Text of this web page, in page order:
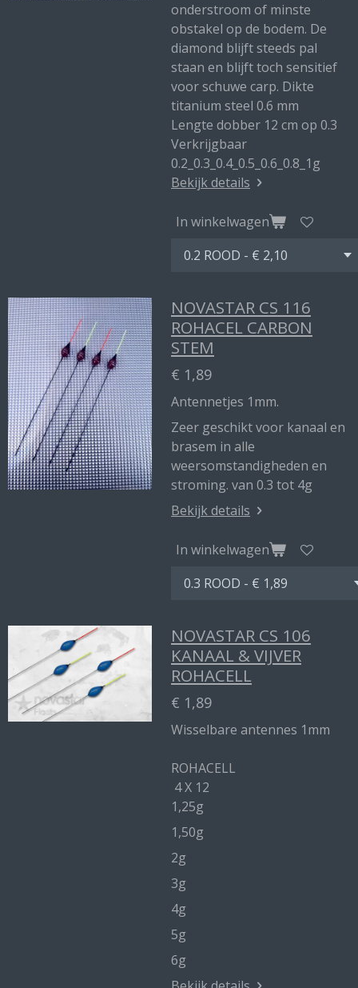
onderstroom of minste
obstakel op de bodem. De
diamond blijft steeds pal
staan en blijft toch sensitief
voor schuwe carp. Dikte
titanium steel 0.6 mm
Lengte dobber 12 cm op 0.3
Verkrijgbaar
0.2_0.3_0.4_0.5_0.6_0.8_1g
Bekijk details
In winkelwagen
NOVASTAR CS 116
ROHACEL CARBON
STEM
€ 1,89
Antennetjes 1mm.
Zeer geschikt voor kanaal en
brasem in alle
weersomstandigheden en
stroming. van 0.3 tot 4g
Bekijk details
In winkelwagen
NOVASTAR CS 106
KANAAL & VIJVER
ROHACELL
€ 1,89
Wisselbare antennes 1mm
ROHACELL
4 X 12
1,25g
1,50g
2g
3g
4g
5g
6g